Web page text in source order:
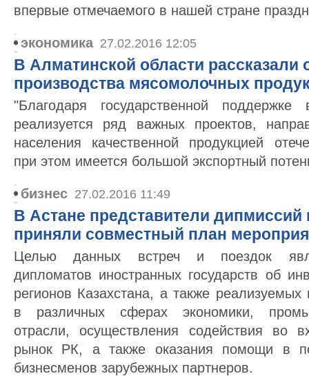
впервые отмечаемого в нашей стране
экономика27.02.2016 12:05
В Алматинской области рассказали
производства мясомолочных
"Благодаря государственной
реализуется ряд важных проектов,
населения качественной продукцией
при этом имеется большой экспортный
бизнес 27.02.2016 11:49
В Астане представители
приняли совместный план
Целью данных встреч и поездок
дипломатов иностранных государств об
регионов Казахстана, а также реализуемых
в различных сферах экономики,
отрасли, осуществления содействия во
рынок РК, а также оказания помощи в
бизнесменов зарубежных партнеров.